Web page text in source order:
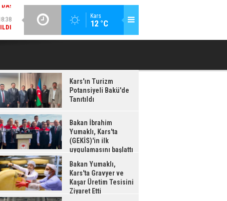
Kars
12 °C
BAKAN İBRAHIM YUMAKLI, KARS'TA (GEKİS)'IN ILK
Kars'ın Turizm
Potansiyeli Bakü'de
Tanıtıldı
Bakan İbrahim
Yumaklı, Kars'ta
(GEKİS)'in ilk
uygulamasını başlattı
Bakan Yumaklı,
Kars'ta Gravyer ve
Kaşar Üretim Tesisini
Ziyaret Etti